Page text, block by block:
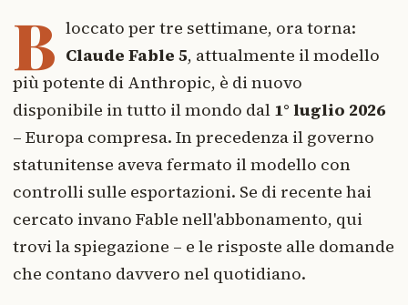
B loccato per tre settimane, ora torna:
Claude Fable 5, attualmente il modello
più potente di Anthropic, è di nuovo
disponibile in tutto il mondo dal 1° luglio 2026
– Europa compresa. In precedenza il governo
statunitense aveva fermato il modello con
controlli sulle esportazioni. Se di recente hai
cercato invano Fable nell'abbonamento, qui
trovi la spiegazione – e le risposte alle domande
che contano davvero nel quotidiano.